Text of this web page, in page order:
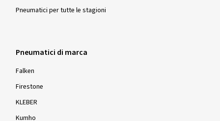
Pneumatici per tutte le stagioni
Pneumatici di marca
Falken
Firestone
KLEBER
Kumho